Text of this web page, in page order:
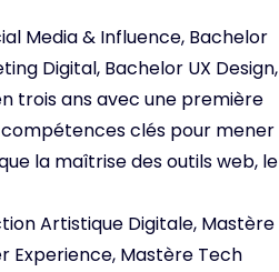
Media & Influence, Bachelor
Digital, Bachelor UX Design,
trois ans avec une première
clés pour mener
la maîtrise des outils web, le
Artistique Digitale, Mastère
Experience, Mastère Tech